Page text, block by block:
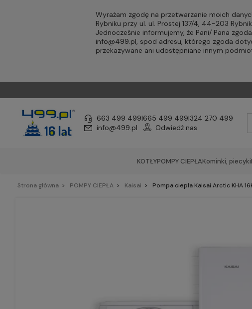
Wyrażam zgodę na przetwarzanie moich
Rybniku przy ul. ul. Prostej 137/4, 44-203
Jednocześnie informujemy, że Pani/ Pana
info@499.pl, spod adresu, którego zgoda
przekazywane ani udostępniane innym
663 499 499|665 499 499|324 270 499
info@499.pl
Odwiedź nas
KOTŁYPOMPY CIEPŁAKominki, piecyki
Strona główna POMPY CIEPŁA Kaisai Pompa ciepła Kaisai Arctic KHA